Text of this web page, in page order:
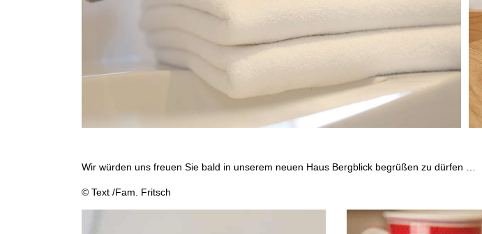
Wir würden uns freuen Sie bald in unserem neuen Haus Bergblick begrüßen zu dürfen …
© Text /Fam. Fritsch